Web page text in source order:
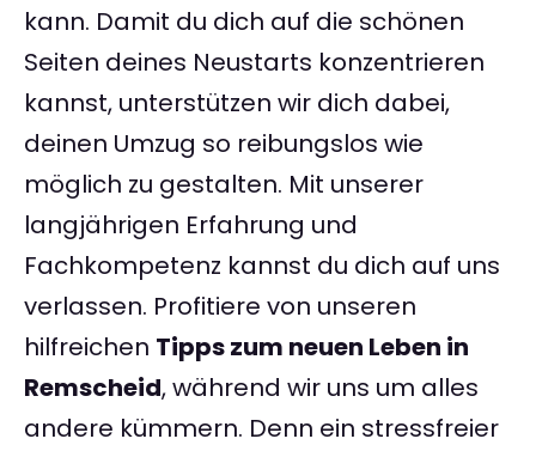
kann. Damit du dich auf die schönen
Seiten deines Neustarts konzentrieren
kannst, unterstützen wir dich dabei,
deinen Umzug so reibungslos wie
möglich zu gestalten. Mit unserer
langjährigen Erfahrung und
Fachkompetenz kannst du dich auf uns
verlassen. Profitiere von unseren
hilfreichen Tipps zum neuen Leben in
Remscheid, während wir uns um alles
andere kümmern. Denn ein stressfreier